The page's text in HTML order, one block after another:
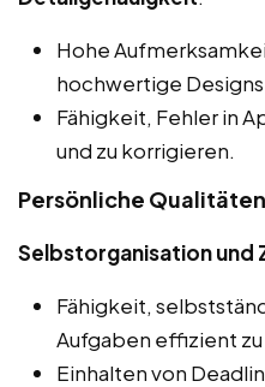
Hohe
hochwertige
Fähigkeit, Fehler in
und zu korrigieren.
Persönliche
Selbstorganisation und
Fähigkeit,
Aufgaben effizient
Einhalten von